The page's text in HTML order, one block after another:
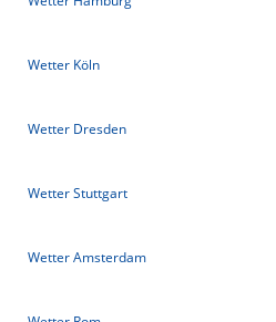
Wetter Köln
Wetter Dresden
Wetter Stuttgart
Wetter Amsterdam